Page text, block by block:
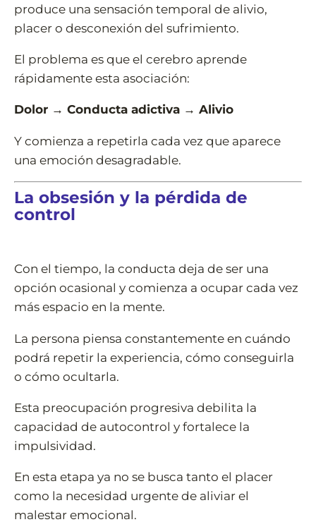
produce una sensación temporal de alivio,
placer o desconexión del sufrimiento.
El problema es que el cerebro aprende
rápidamente esta asociación:
Dolor → Conducta adictiva → Alivio
Y comienza a repetirla cada vez que aparece
una emoción desagradable.
La obsesión y la pérdida de
control
Con el tiempo, la conducta deja de ser una
opción ocasional y comienza a ocupar cada vez
más espacio en la mente.
La persona piensa constantemente en cuándo
podrá repetir la experiencia, cómo conseguirla
o cómo ocultarla.
Esta preocupación progresiva debilita la
capacidad de autocontrol y fortalece la
impulsividad.
En esta etapa ya no se busca tanto el placer
como la necesidad urgente de aliviar el
malestar emocional.